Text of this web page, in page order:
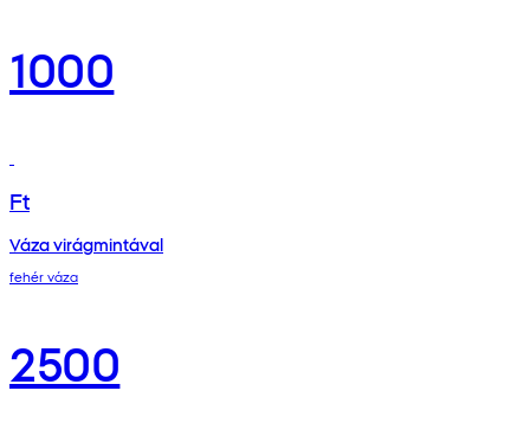
1000
Ft
Váza virágmintával
fehér váza
2500